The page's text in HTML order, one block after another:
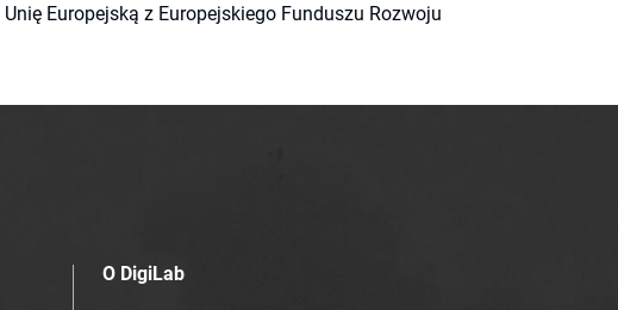
Europejską z Europejskiego Funduszu Rozwoju
O DigiLab